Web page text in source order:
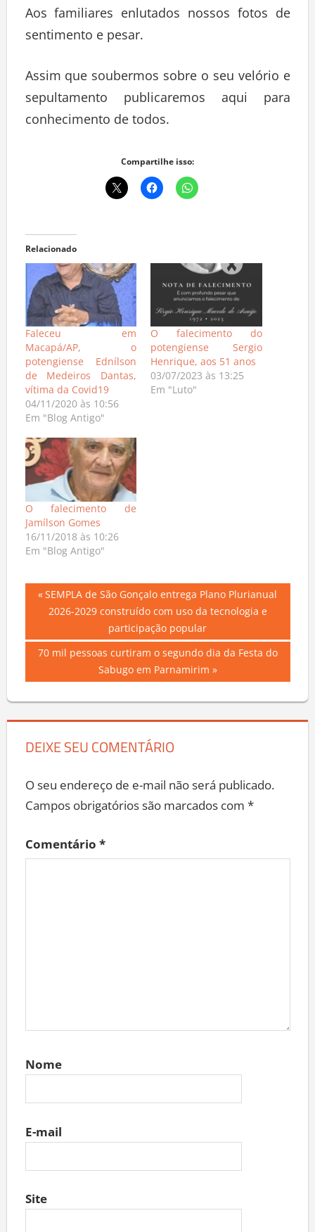
Aos familiares enlutados nossos fotos de
sentimento e pesar.
Assim que soubermos sobre o seu velório e
sepultamento publicaremos aqui para
conhecimento de todos.
Compartilhe isso:
Relacionado
Faleceu em
Macapá/AP, o
potengiense Ednílson
de Medeiros Dantas,
vítima da Covid19
04/11/2020 às 10:56
Em "Blog Antigo"
O falecimento do
potengiense Sergio
Henrique, aos 51 anos
03/07/2023 às 13:25
Em "Luto"
O falecimento de
Jamílson Gomes
16/11/2018 às 10:26
Em "Blog Antigo"
Navegação
Post
Previous
Post:
SEMPLA de São Gonçalo entrega Plano Plurianual
2026-2029 construído com uso da tecnologia e
participação popular
Next
70 mil pessoas curtiram o segundo dia da Festa do
Sabugo em Parnamirim
DEIXE SEU COMENTÁRIO
O seu endereço de e-mail não será publicado.
Campos obrigatórios são marcados com *
Comentário *
Nome
E-mail
Site